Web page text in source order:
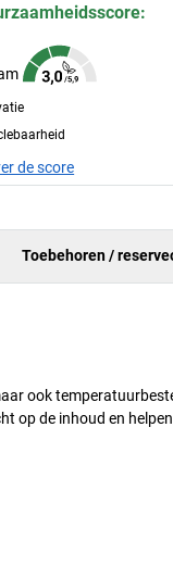
de score
Toebehoren /
ook
op de inhoud en